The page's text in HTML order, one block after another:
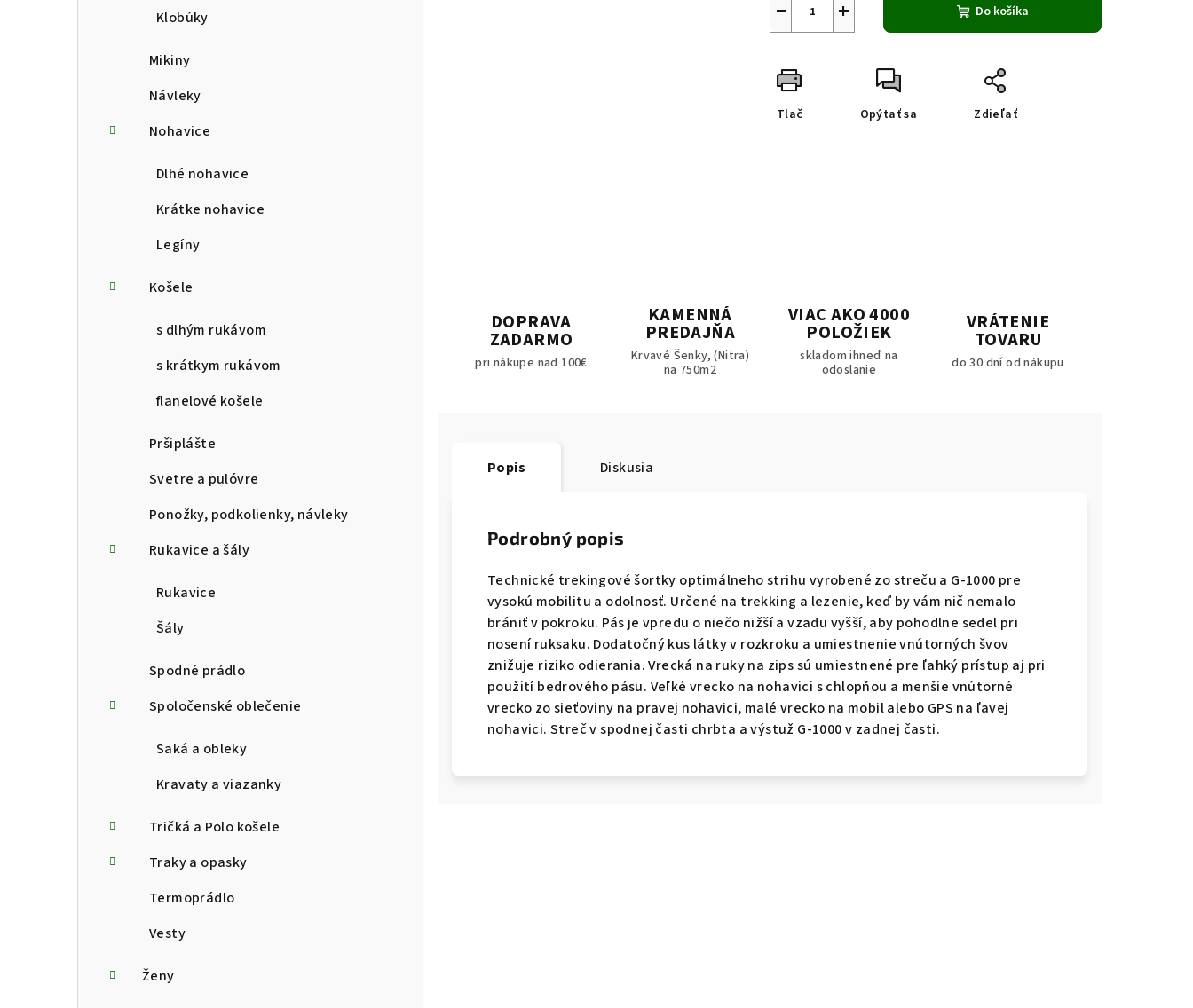
Klobúky
Mikiny
Návleky
Nohavice
Dlhé nohavice
Krátke nohavice
Legíny
Košele
s dlhým rukávom
s krátkym rukávom
flanelové košele
Pršiplášte
Svetre a pulóvre
Ponožky, podkolienky, návleky
Rukavice a šály
Rukavice
Šály
Spodné prádlo
Spoločenské oblečenie
Saká a obleky
Kravaty a viazanky
Tričká a Polo košele
Traky a opasky
Termoprádlo
Vesty
Ženy
+
− Do košíka
Tlač Opýtať sa Zdieľať
DOPRAVA
ZADARMO
pri nákupe nad 100€
KAMENNÁ
PREDAJŇA
Krvavé Šenky, (Nitra)
na 750m2
VIAC AKO 4000
POLOŽIEK
skladom ihneď na
odoslanie
VRÁTENIE
TOVARU
do 30 dní od nákupu
Popis Diskusia
Podrobný popis
Technické trekingové šortky optimálneho strihu vyrobené zo streču a G-1000 pre
vysokú mobilitu a odolnosť. Určené na trekking a lezenie, keď by vám nič nemalo
brániť v pokroku. Pás je vpredu o niečo nižší a vzadu vyšší, aby pohodlne sedel pri
nosení ruksaku. Dodatočný kus látky v rozkroku a umiestnenie vnútorných švov
znižuje riziko odierania. Vrecká na ruky na zips sú umiestnené pre ľahký prístup aj pri
použití bedrového pásu. Veľké vrecko na nohavici s chlopňou a menšie vnútorné
vrecko zo sieťoviny na pravej nohavici, malé vrecko na mobil alebo GPS na ľavej
nohavici. Streč v spodnej časti chrbta a výstuž G-1000 v zadnej časti.